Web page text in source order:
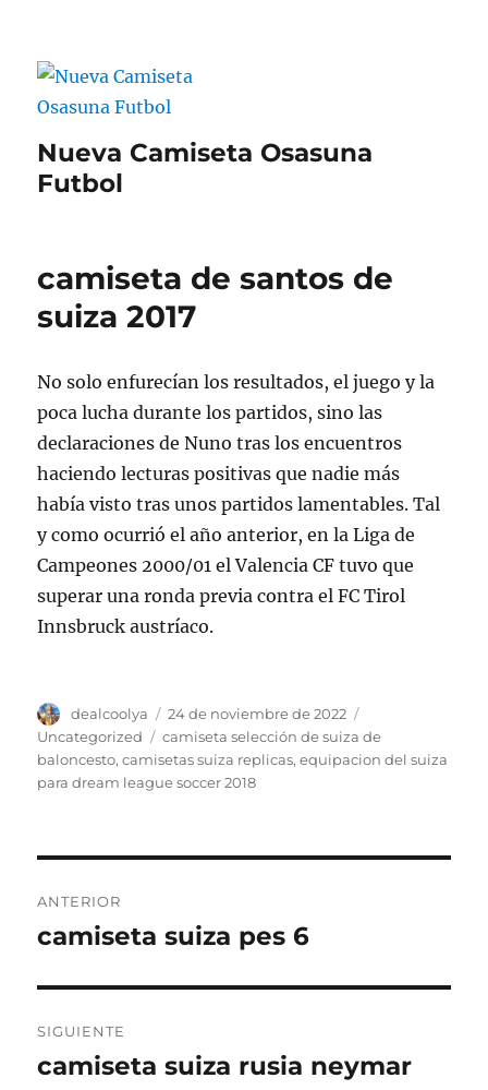
Nueva Camiseta Osasuna
Futbol
camiseta de santos de
suiza 2017
No solo enfurecían los resultados, el juego y la
poca lucha durante los partidos, sino las
declaraciones de Nuno tras los encuentros
haciendo lecturas positivas que nadie más
había visto tras unos partidos lamentables. Tal
y como ocurrió el año anterior, en la Liga de
Campeones 2000/01 el Valencia CF tuvo que
superar una ronda previa contra el FC Tirol
Innsbruck austríaco.
Autor
dealcoolya
Publicado
el
24 de noviembre de 2022
Uncategorized
Etiquetas
camiseta selección de suiza de
baloncesto,camisetas suiza replicas,equipacion del suiza
para dream league soccer 2018
de
ANTERIOR
Entrada
camiseta suiza pes 6
SIGUIENTE
Entrada
camiseta suiza rusia neymar